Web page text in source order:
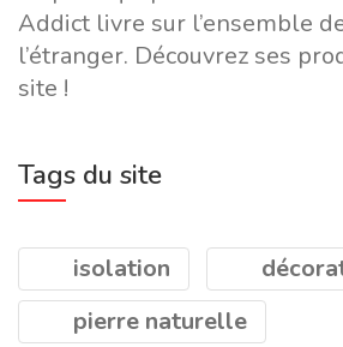
Addict livre sur l’ensemble
l’étranger. Découvrez ses
site !
Tags du site
isolation
pierre naturelle